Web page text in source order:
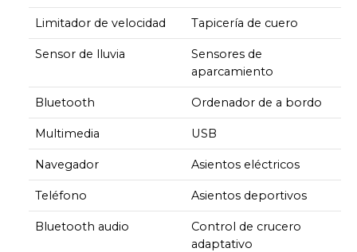
Limitador de velocidad Tapicería de cuero
Sensor de lluvia
Sensores de
aparcamiento
Bluetooth Ordenador de a bordo
Multimedia USB
Navegador Asientos eléctricos
Teléfono Asientos deportivos
Bluetooth audio
Control de crucero
adaptativo